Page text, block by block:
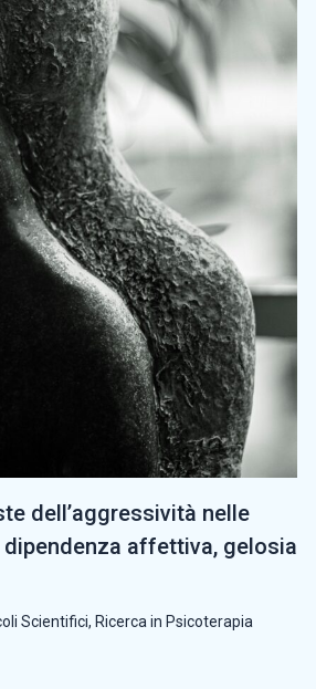
dell’aggressività nelle
affettiva, gelosia
Scientifici, Ricerca in Psicoterapia